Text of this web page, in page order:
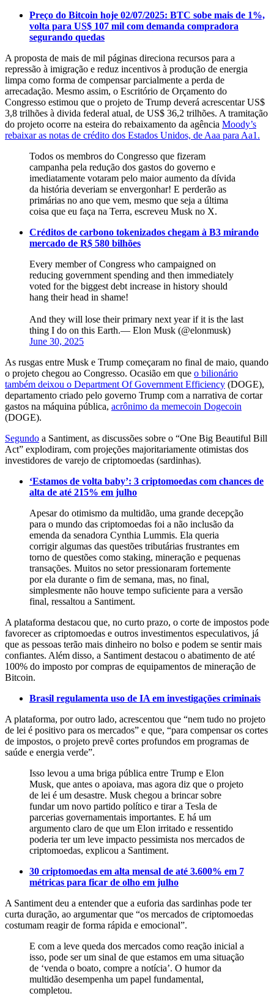
Preço do Bitcoin hoje 02/07/2025: BTC sobe mais de 1%,
volta para US$ 107 mil com demanda compradora
segurando quedas
A proposta de mais de mil páginas direciona recursos para a
repressão à imigração e reduz incentivos à produção de energia
limpa como forma de compensar parcialmente a perda de
arrecadação. Mesmo assim, o Escritório de Orçamento do
Congresso estimou que o projeto de Trump deverá acrescentar US$
3,8 trilhões à divida federal atual, de US$ 36,2 trilhões. A tramitação
do projeto ocorre na esteira do rebaixamento da agência Moody’s
rebaixar as notas de crédito dos Estados Unidos, de Aaa para Aa1.
Todos os membros do Congresso que fizeram
campanha pela redução dos gastos do governo e
imediatamente votaram pelo maior aumento da dívida
da história deveriam se envergonhar! E perderão as
primárias no ano que vem, mesmo que seja a última
coisa que eu faça na Terra, escreveu Musk no X.
Créditos de carbono tokenizados chegam à B3 mirando
mercado de R$ 580 bilhões
Every member of Congress who campaigned on
reducing government spending and then immediately
voted for the biggest debt increase in history should
hang their head in shame!
And they will lose their primary next year if it is the last
thing I do on this Earth.— Elon Musk (@elonmusk)
June 30, 2025
As rusgas entre Musk e Trump começaram no final de maio, quando
o projeto chegou ao Congresso. Ocasião em que o bilionário
também deixou o Department Of Government Efficiency (DOGE),
departamento criado pelo governo Trump com a narrativa de cortar
gastos na máquina pública, acrônimo da memecoin Dogecoin
(DOGE).
Segundo a Santiment, as discussões sobre o “One Big Beautiful Bill
Act” explodiram, com projeções majoritariamente otimistas dos
investidores de varejo de criptomoedas (sardinhas).
‘Estamos de volta baby’: 3 criptomoedas com chances de
alta de até 215% em julho
Apesar do otimismo da multidão, uma grande decepção
para o mundo das criptomoedas foi a não inclusão da
emenda da senadora Cynthia Lummis. Ela queria
corrigir algumas das questões tributárias frustrantes em
torno de questões como staking, mineração e pequenas
transações. Muitos no setor pressionaram fortemente
por ela durante o fim de semana, mas, no final,
simplesmente não houve tempo suficiente para a versão
final, ressaltou a Santiment.
A plataforma destacou que, no curto prazo, o corte de impostos pode
favorecer as criptomoedas e outros investimentos especulativos, já
que as pessoas terão mais dinheiro no bolso e podem se sentir mais
confiantes. Além disso, a Santiment destacou o abatimento de até
100% do imposto por compras de equipamentos de mineração de
Bitcoin.
Brasil regulamenta uso de IA em investigações criminais
A plataforma, por outro lado, acrescentou que “nem tudo no projeto
de lei é positivo para os mercados” e que, “para compensar os cortes
de impostos, o projeto prevê cortes profundos em programas de
saúde e energia verde”.
Isso levou a uma briga pública entre Trump e Elon
Musk, que antes o apoiava, mas agora diz que o projeto
de lei é um desastre. Musk chegou a brincar sobre
fundar um novo partido político e tirar a Tesla de
parcerias governamentais importantes. E há um
argumento claro de que um Elon irritado e ressentido
poderia ter um leve impacto pessimista nos mercados de
criptomoedas, explicou a Santiment.
30 criptomoedas em alta mensal de até 3.600% em 7
métricas para ficar de olho em julho
A Santiment deu a entender que a euforia das sardinhas pode ter
curta duração, ao argumentar que “os mercados de criptomoedas
costumam reagir de forma rápida e emocional”.
E com a leve queda dos mercados como reação inicial a
isso, pode ser um sinal de que estamos em uma situação
de ‘venda o boato, compre a notícia’. O humor da
multidão desempenha um papel fundamental,
completou.